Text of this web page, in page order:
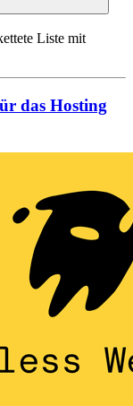
Liste mit
das Hosting